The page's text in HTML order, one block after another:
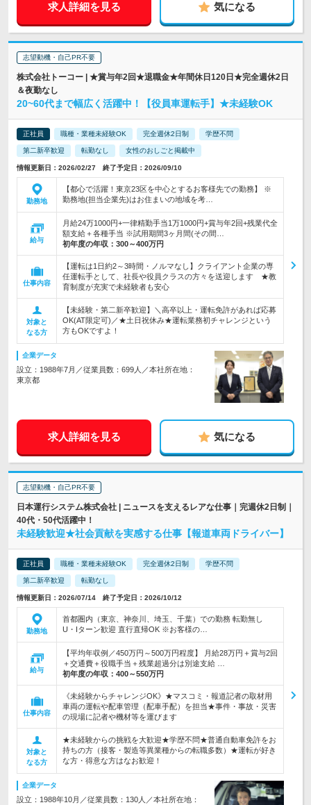
求人詳細を見る 気になる
志望動機・自己PR不要
株式会社トーコー | ★賞与年2回★退職金★年間休日120日★完全週休2日
＆夜勤なし
20~60代まで幅広く活躍中！【役員車運転手】★未経験OK
正社員 職種・業種未経験OK 完全週休2日制 学歴不問
第二新卒歓迎 転勤なし 女性のおしごと掲載中
情報更新日：2026/02/27 終了予定日：2026/09/10
勤務地
【都心で活躍！東京23区を中心とするお客様先での勤務】 ※
勤務地(担当企業先)はお住まいの地域を考…
給与
月給24万1000円+一律精勤手当1万1000円+賞与年2回+残業代全
額支給＋各種手当 ※試用期間3ヶ月間(その間…
初年度の年収： 300～400万円
仕事内容
【運転は1日約2～3時間・ノルマなし】クライアント企業の専
任運転手として、社長や役員クラスの方々を送迎します ★教
育制度が充実で未経験者も安心
対象と
なる方
【未経験・第二新卒歓迎】＼高卒以上・運転免許があれば応募
OK(AT限定可)／★土日祝休み★運転業務初チャレンジという
方もOKですよ！
企業データ
設立：1988年7月／従業員数：699人／本社所在地：
東京都
求人詳細を見る 気になる
志望動機・自己PR不要
日本運行システム株式会社 | ニュースを支えるレアな仕事｜完週休2日制｜
40代・50代活躍中！
未経験歓迎★社会貢献を実感する仕事【報道車両ドライバー】
正社員 職種・業種未経験OK 完全週休2日制 学歴不問
第二新卒歓迎 転勤なし
情報更新日：2026/07/14 終了予定日：2026/10/12
勤務地
首都圏内（東京、神奈川、埼玉、千葉）での勤務 転勤無し
U・Iターン歓迎 直行直帰OK ※お客様の…
給与
【平均年収例／450万円～500万円程度】 月給28万円＋賞与2回
＋交通費＋役職手当＋残業超過分は別途支給 …
初年度の年収： 400～550万円
仕事内容
《未経験からチャレンジOK》★マスコミ・報道記者の取材用
車両の運転や配車管理（配車手配）を担当★事件・事故・災害
の現場に記者や機材等を運びます
対象と
なる方
★未経験からの挑戦を大歓迎★学歴不問★普通自動車免許をお
持ちの方（接客・製造等異業種からの転職多数）★運転が好き
な方・得意な方はなお歓迎！
企業データ
設立：1988年10月／従業員数：130人／本社所在地：